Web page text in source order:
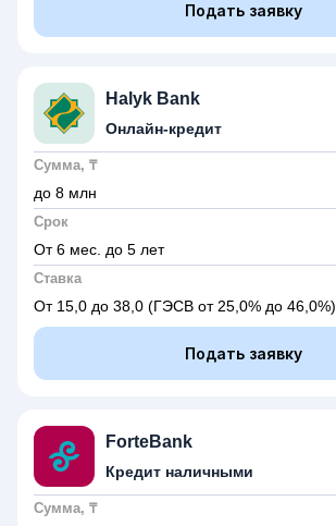
Подать заявку
Halyk Bank
Онлайн-кредит
Сумма, ₸
до 8 млн
Срок
От 6 мес. до 5 лет
Ставка
От 15,0 до 38,0 (ГЭСВ от 25,0% до 46,0%)
Подать заявку
ForteBank
Кредит наличными
Сумма, ₸